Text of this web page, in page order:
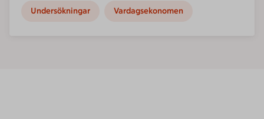
Undersökningar Vardagsekonomen